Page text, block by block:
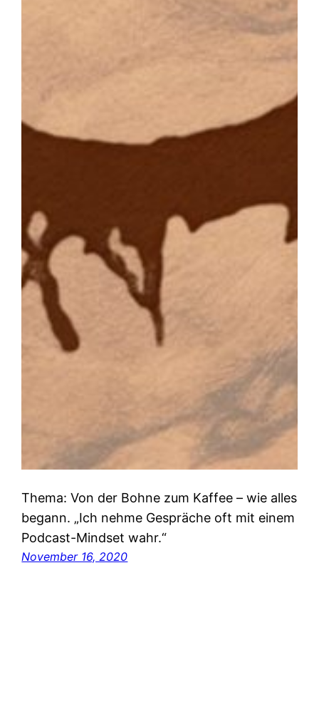
Thema: Von der Bohne zum Kaffee – wie alles
begann. „Ich nehme Gespräche oft mit einem
Podcast-Mindset wahr.“
November 16, 2020